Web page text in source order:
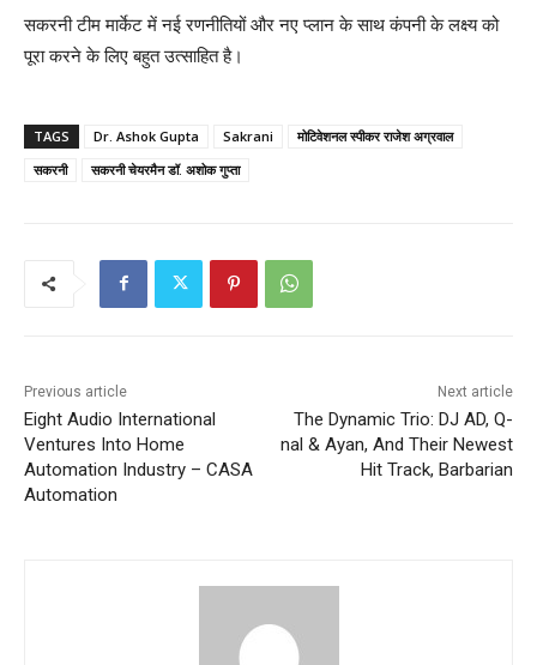
सकरनी टीम मार्केट में नई रणनीतियों और नए प्लान के साथ कंपनी के लक्ष्य को
पूरा करने के लिए बहुत उत्साहित है।
TAGS Dr. Ashok Gupta Sakrani
मोटिवेशनल स्पीकर राजेश अग्रवाल
सकरनी
सकरनी चेयरमैन डॉ. अशोक गुप्ता
Previous article
Eight Audio International
Ventures Into Home
Automation Industry – CASA
Automation
Next article
The Dynamic Trio: DJ AD, Q-
nal & Ayan, And Their Newest
Hit Track, Barbarian